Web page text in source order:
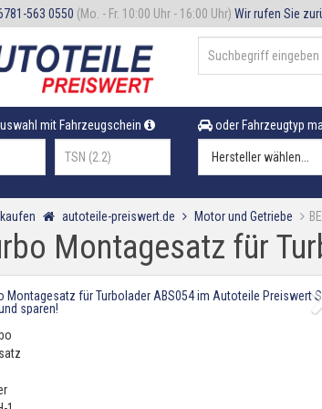
563 0550 (Mo. - Fr. 10:00 Uhr - 16:00 Uhr) Wir rufen Sie
mit Fahrzeugschein oder Fahrzeugtyp
autoteile-preiswert.de Motor und Getriebe
Montagesatz für